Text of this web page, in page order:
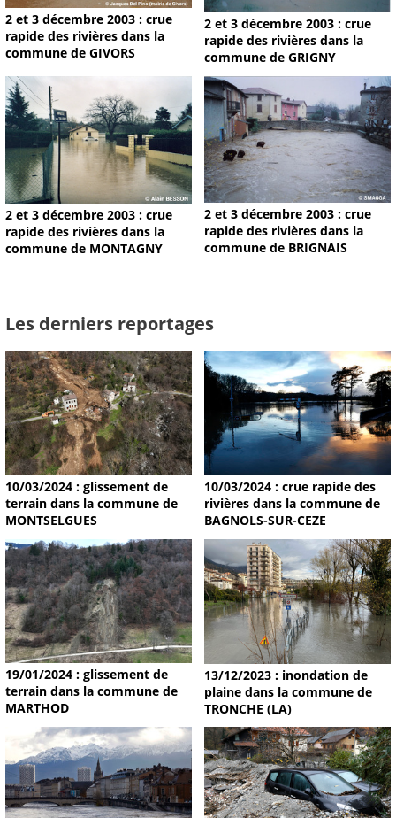
2 et 3 décembre 2003 : crue
rapide des rivières dans la
commune de GIVORS
2 et 3 décembre 2003 : crue
rapide des rivières dans la
commune de GRIGNY
2 et 3 décembre 2003 : crue
rapide des rivières dans la
commune de MONTAGNY
2 et 3 décembre 2003 : crue
rapide des rivières dans la
commune de BRIGNAIS
Les derniers reportages
10/03/2024 : glissement de
terrain dans la commune de
MONTSELGUES
10/03/2024 : crue rapide des
rivières dans la commune de
BAGNOLS-SUR-CEZE
19/01/2024 : glissement de
terrain dans la commune de
MARTHOD
13/12/2023 : inondation de
plaine dans la commune de
TRONCHE (LA)